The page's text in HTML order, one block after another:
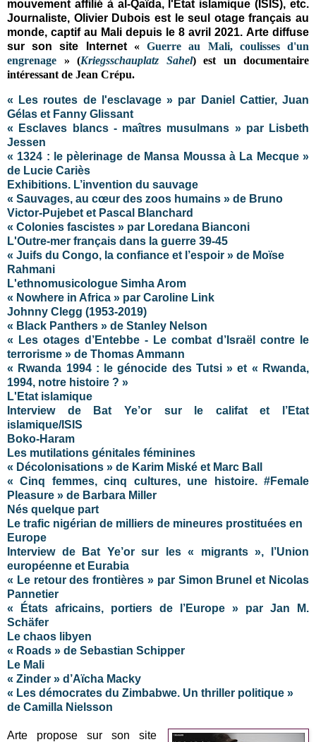
mouvement affilié à al-Qaïda, l'Etat islamique (ISIS), etc.
Journaliste, Olivier Dubois est le seul otage français au
monde, captif au Mali depuis le 8 avril 2021. Arte diffuse
sur son site Internet «Guerre au Mali, coulisses d'un
engrenage » (Kriegsschauplatz Sahel) est un documentaire
intéressant de Jean Crépu.
« Les routes de l'esclavage » par Daniel Cattier, Juan
Gélas et Fanny Glissant
« Esclaves blancs - maîtres musulmans » par Lisbeth
Jessen
« 1324 : le pèlerinage de Mansa Moussa à La Mecque »
de Lucie Cariès
Exhibitions. L’invention du sauvage
« Sauvages, au cœur des zoos humains » de Bruno
Victor-Pujebet et Pascal Blanchard
« Colonies fascistes » par Loredana Bianconi
L'Outre-mer français dans la guerre 39-45
« Juifs du Congo, la confiance et l’espoir » de Moïse
Rahmani
L'ethnomusicologue Simha Arom
« Nowhere in Africa » par Caroline Link
Johnny Clegg (1953-2019)
« Black Panthers » de Stanley Nelson
« Les otages d’Entebbe - Le combat d’Israël contre le
terrorisme » de Thomas Ammann
« Rwanda 1994 : le génocide des Tutsi » et « Rwanda,
1994, notre histoire ? »
L'Etat islamique
Interview de Bat Ye’or sur le califat et l’Etat
islamique/ISIS
Boko-Haram
Les mutilations génitales féminines
« Décolonisations » de Karim Miské et Marc Ball
« Cinq femmes, cinq cultures, une histoire. #Female
Pleasure » de Barbara Miller
Nés quelque part
Le trafic nigérian de milliers de mineures prostituées en
Europe
Interview de Bat Ye’or sur les « migrants », l’Union
européenne et Eurabia
« Le retour des frontières » par Simon Brunel et Nicolas
Pannetier
« États africains, portiers de l’Europe » par Jan M.
Schäfer
Le chaos libyen
« Roads » de Sebastian Schipper
Le Mali
« Zinder » d’Aïcha Macky
« Les démocrates du Zimbabwe. Un thriller politique »
de Camilla Nielsson
Arte propose sur son site